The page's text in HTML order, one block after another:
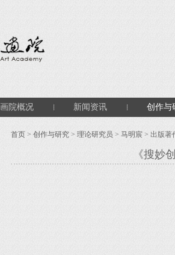
画院概况 新闻资讯 创作与
首页 > 创作与研究 > 理论研究员 > 马明宸 > 出版著
《搜妙